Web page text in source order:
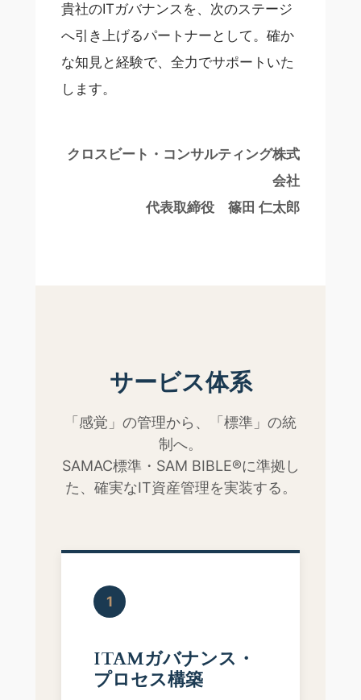
貴社のITガバナンスを、次のステージ
へ引き上げるパートナーとして。確か
な知見と経験で、全力でサポートいた
します。
クロスビート・コンサルティング株式
会社
代表取締役 篠田 仁太郎
サービス体系
「感覚」の管理から、「標準」の統
制へ。
SAMAC標準・SAM BIBLE®に準拠し
た、確実なIT資産管理を実装する。
1
ITAMガバナンス・
プロセス構築